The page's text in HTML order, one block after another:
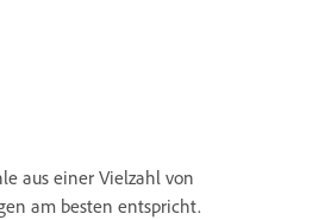
aus einer Vielzahl von
am besten entspricht.